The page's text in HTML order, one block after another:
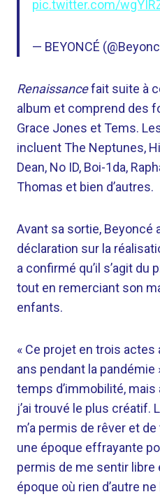
pic.twitter.com/
— BEYONCÉ
Renaissancefait suite à
album et comprend des
Grace Jones et Tems.
incluent The Neptunes,
Dean, No ID, Boi-1da,
Thomas et bien d’autres.
Avant sa sortie, Beyoncé
déclaration sur la
a confirmé qu’il s’agit du
tout en remerciant son
enfants.
« Ce projet en trois
ans pendant la pandémie
temps d’immobilité,
j’ai trouvé le plus créatif.
m’a permis de rêver et
une époque effrayante
permis de me sentir libre
époque où rien d’autre